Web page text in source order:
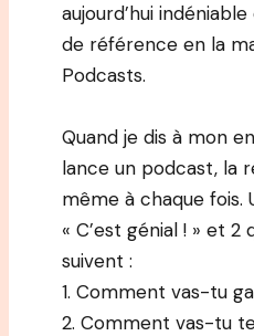
aujourd’hui
de référence en la
Podcasts.
Quand je dis à mon
lance un podcast, la
même à chaque fois.
« C’est génial ! » et 2
suivent :
1. Comment vas-tu
2. Comment vas-tu